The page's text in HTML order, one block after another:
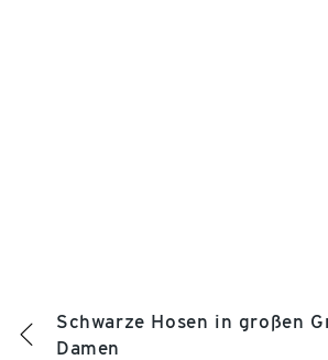
Schwarze Hosen in großen
Damen